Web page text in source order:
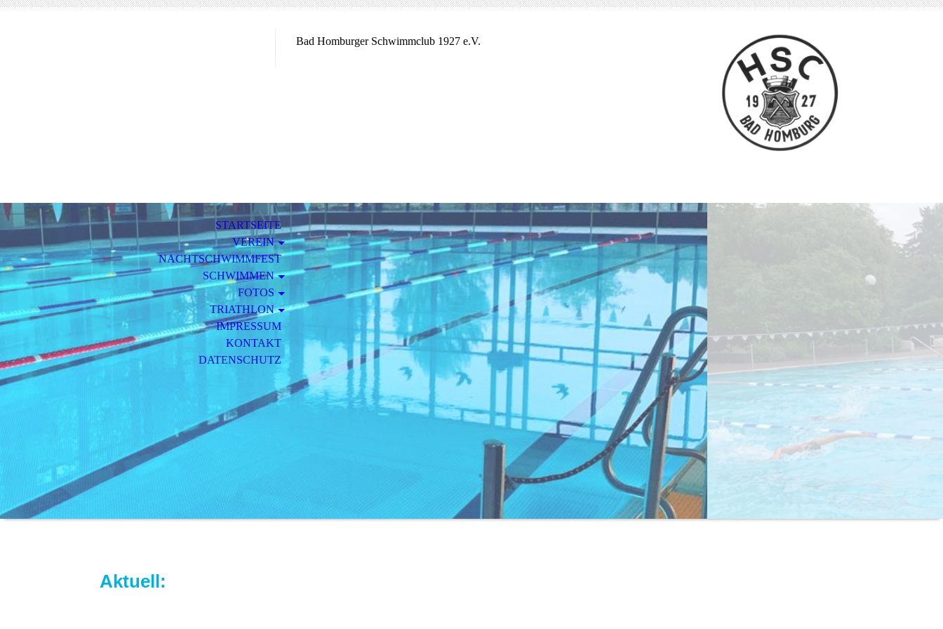
Bad Homburger Schwimmclub 1927 e.V.
STARTSEITE
VEREIN
NACHTSCHWIMMFEST
SCHWIMMEN
FOTOS
TRIATHLON
IMPRESSUM
KONTAKT
DATENSCHUTZ
Aktuell: